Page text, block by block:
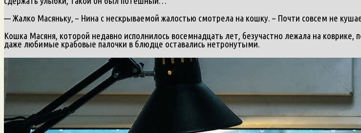
— Жалко Масяньку, – Нина с нескрываемой жалостью смотрела на кошку. – Почти совсем не
Кошка Масяня, которой недавно исполнилось восемнадцать лет, безучастно лежала на
даже любимые крабовые палочки в блюдце оставались нетронутыми.